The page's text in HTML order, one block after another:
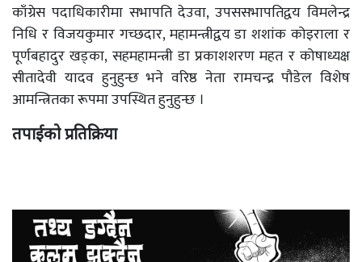
काँग्रेस पदाधिकारीमा सभापति देउवा, उपससभापतिद्वय विमलेन्द्र
निधि र विजयकुमार गच्छदार, महामन्त्रीद्वय डा शशांक कोइराला र
पूर्णबहादुर खड्का, सहमहामन्त्री डा प्रकाशशरण महत र कोषाध्यक्ष
सीतादेवी यादव हुनुहुन्छ भने वरिष्ठ नेता रामचन्द्र पौडेल विशेष
आमन्त्रितका रूपमा उपस्थित हुनुहुन्छ ।
तपाईको प्रतिक्रिया